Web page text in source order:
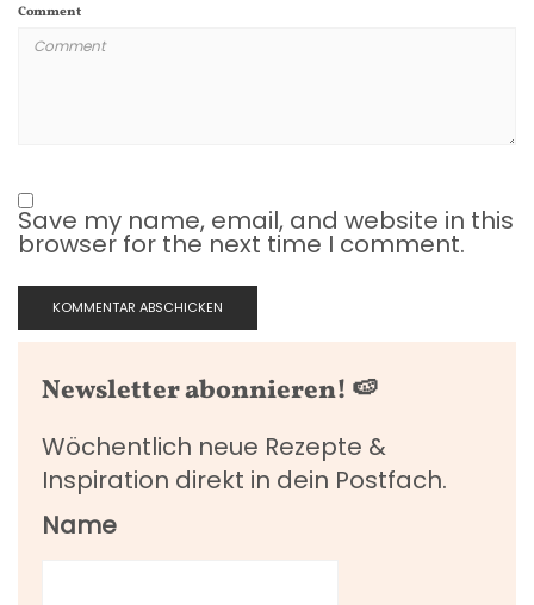
Comment
Save my name, email, and website in this
browser for the next time I comment.
Newsletter abonnieren! 🍉
Wöchentlich neue Rezepte &
Inspiration direkt in dein Postfach.
Name